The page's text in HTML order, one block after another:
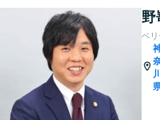
野
ベ
川